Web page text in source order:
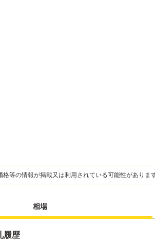
等の情報が掲載又は利用されている可能性がありま
相場
履歴